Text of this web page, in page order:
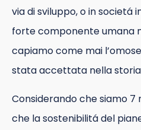
via di sviluppo, o in societá
forte componente umana
capiamo come mai
stata accettata nella
Considerando che siamo 7
che la sostenibilitá del